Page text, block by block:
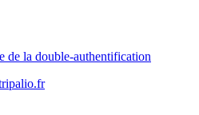
de la double-authentification